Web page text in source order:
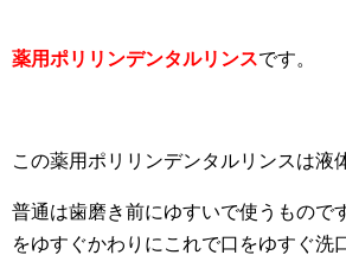
薬用ポリリンデンタルリンスです。
この薬用ポリリンデンタルリンスは液
普通は歯磨き前にゆすいで使うもので
をゆすぐかわりにこれで口をゆすぐ洗